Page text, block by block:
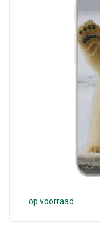
op voorraad